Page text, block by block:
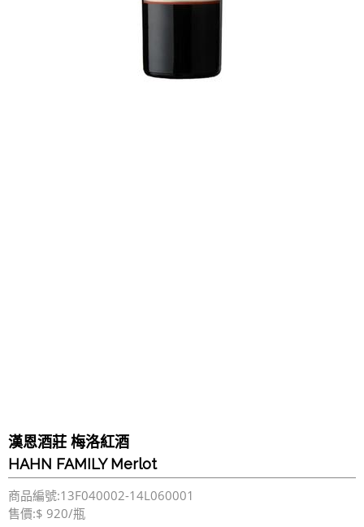
漢恩酒莊 梅洛紅酒
HAHN FAMILY Merlot
商品編號:13F040002-14L060001
售價:$ 920/瓶